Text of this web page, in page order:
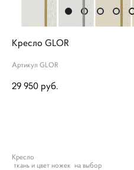
Кресло GLOR
Артикул GLOR
29 950 pуб.
Кресло
ткань и цвет ножек на выбор